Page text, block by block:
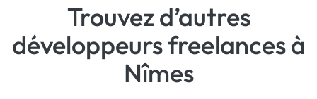
Trouvez d’autres
développeurs freelances à
Nîmes